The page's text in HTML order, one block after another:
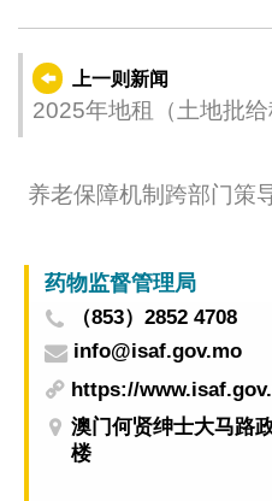
上一则新闻
2025年地租（土地批
养老保障机制跨部门策
药物监督管理局
（853）2852 4708
info@isaf.gov.mo
https://
澳门何贤绅士大马路
楼